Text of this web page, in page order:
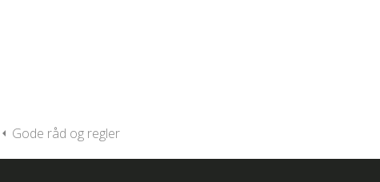
Gode råd og regler